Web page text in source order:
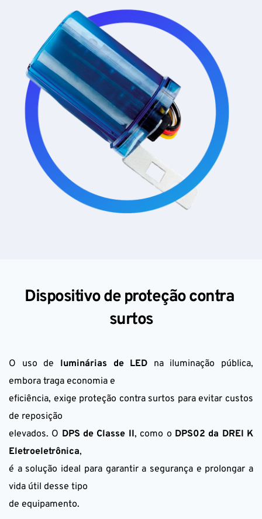
Dispositivo de proteção contra
surtos
O uso de luminárias de LED na iluminação pública,
embora traga economia e
eficiência, exige proteção contra surtos para evitar custos
de reposição
elevados. O DPS de Classe II, como o DPS02 da DREI K
Eletroeletrônica,
é a solução ideal para garantir a segurança e prolongar a
vida útil desse tipo
de equipamento.